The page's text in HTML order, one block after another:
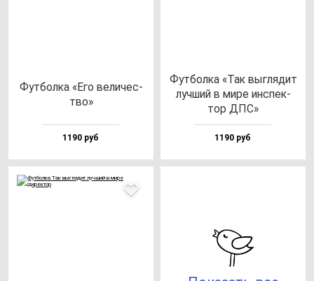
Фут­бол­ка «Его ве­ли­чес­
тво»
1190 руб
Фут­бол­ка «Так выг­ля­дит
луч­ший в ми­ре ин­спек­
тор ДПС»
1190 руб